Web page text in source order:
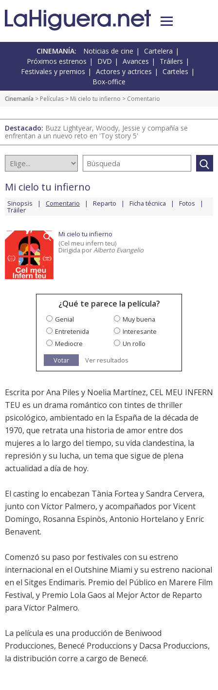
CINEMANÍA: Noticias de cine
Cartelera
Próximos estrenos
DVD Avances
Tráilers
Festivales y premios
Actores y actrices
Carteles
Box-office
Cinemanía > Películas > Mi cielo tu infierno > Comentario
Destacado: Buzz Lightyear, Woody, Jessie y compañía se
enfrentan a un nuevo reto en 'Toy story 5'
Mi cielo tu infierno
Sinopsis Comentario Reparto Ficha técnica Fotos
Tráiler
Mi cielo tu infierno
(Cel meu infern teu)
Dirigida porAlberto Evangelio
¿Qué te parece la película?
Genial
Muy buena
Entretenida
Interesante
Mediocre
Un rollo
Votar
Ver resultados
Escrita por Ana Piles y Noelia Martínez, CEL MEU INFERN
TEU es un drama romántico con tintes de thriller
psicológico, ambientado en la España de la década de
1970, que retrata una historia de amor entre dos
mujeres a lo largo del tiempo, su vida clandestina, la
represión y su lucha, un tema que sigue de plena
actualidad a día de hoy.
El casting lo encabezan Tània Fortea y Sandra Cervera,
junto con Víctor Palmero, y acompañados por Vicent
Domingo, Rosanna Espinòs, Antonio Hortelano y Enric
Benavent.
Comenzó su paso por festivales con su estreno
internacional en el Outshine Miami y su estreno nacional
en el Sitges Endimaris. Premio del Público en Marere Film
Festival, y Premio Lola Gaos al Mejor Actor de Reparto
para Víctor Palmero.
La película es una producción de Beniwood
Producciones, Benecé Produccions y Dacsa Produccions,
la distribución corre a cargo de Benecé.